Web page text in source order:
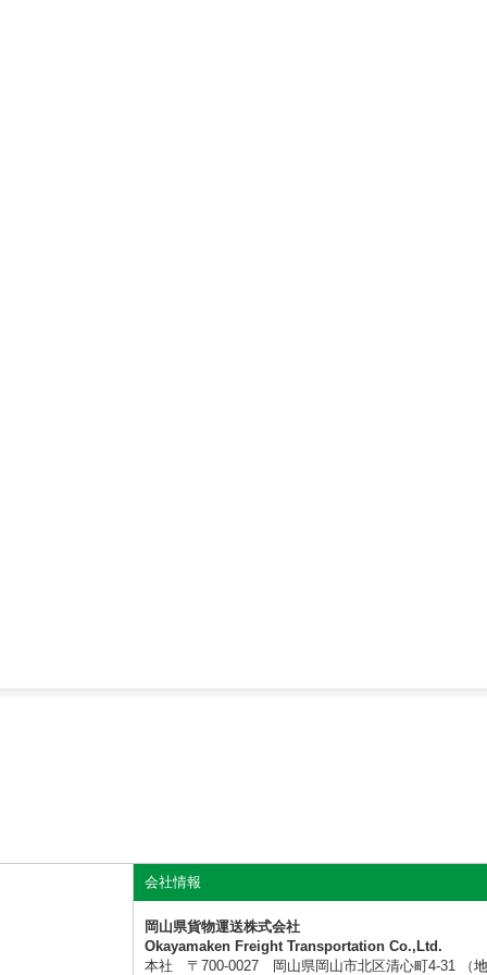
会社情報
岡山県貨物運送株式会社
Okayamaken Freight Transportation Co.,Ltd.
本社 〒700-0027 岡山県岡山市北区清心町4-31 （